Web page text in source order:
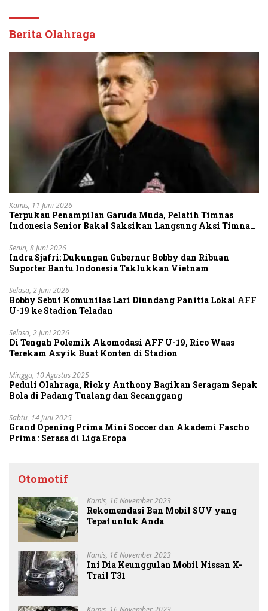
Berita Olahraga
Kamis, 11 Juni 2026
Terpukau Penampilan Garuda Muda, Pelatih Timnas
Indonesia Senior Bakal Saksikan Langsung Aksi Timnas
Senin, 8 Juni 2026
Indra Sjafri: Dukungan Gubernur Bobby dan Ribuan
Suporter Bantu Indonesia Taklukkan Vietnam
Selasa, 2 Juni 2026
Bobby Sebut Komunitas Lari Diundang Panitia Lokal AFF
U-19 ke Stadion Teladan
Selasa, 2 Juni 2026
Di Tengah Polemik Akomodasi AFF U-19, Rico Waas
Terekam Asyik Buat Konten di Stadion
Minggu, 10 Agustus 2025
Peduli Olahraga, Ricky Anthony Bagikan Seragam Sepak
Bola di Padang Tualang dan Secanggang
Sabtu, 14 Juni 2025
Grand Opening Prima Mini Soccer dan Akademi Fascho
Prima : Serasa di Liga Eropa
Otomotif
Kamis, 16 November 2023
Rekomendasi Ban Mobil SUV yang
Tepat untuk Anda
Kamis, 16 November 2023
Ini Dia Keunggulan Mobil Nissan X-
Trail T31